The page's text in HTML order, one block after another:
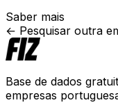
Saber mais
← Pesquisar outra
Base de dados
empresas